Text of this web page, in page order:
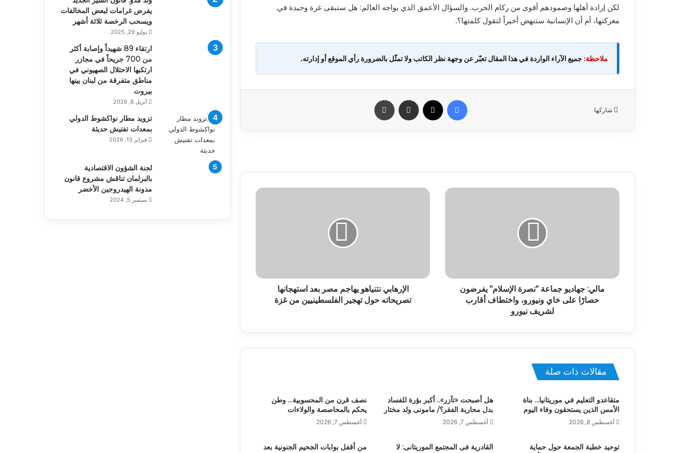
لكن إرادة أهلها وصمودهم أقوى من ركام الحرب. والسؤال الأعمق الذي يواجه العالم: هل ستبقى غزة وحيدة في
معركتها، أم أن الإنسانية ستنهض أخيراً لتقول كلمتها؟.
ملاحظة: جميع الآراء الواردة في هذا المقال تعبّر عن وجهة نظر الكاتب ولا تمثّل بالضرورة رأي الموقع أو إدارته.
شاركها
فيسبوك مشاركة عبر البريد
مالي: جهاديو جماعة "نصرة الإسلام" يفرضون
حصارًا على خاي ونيورو، واختطاف أقارب
لشريف نيورو
الإرهابي نتنياهو يهاجم مصر بعد استهجانها
تصريحاته حول تهجير الفلسطينيين من غزة
مقالات ذات صلة
متقاعدو التعليم في موريتانيا… بناة
الأمس الذين يستحقون وفاء اليوم
أغسطس 8, 2026
هل أصبحت «تآزر».. أكبر بؤرة للفساد
بدل محاربة الفقر؟/ مامونى ولد مختار
أغسطس 7, 2026
نصف قرن من المحسوبية… وطن
يحكم بالمحاصصة والولاءات
أغسطس 7, 2026
توحيد خطبة الجمعة حول حماية
القادرية فى المجتمع الموريتانى: لا
من أقفل بوابات الجحيم الجنونية بعد
يفرض غرامات لبعض المخالفات
ويسحب الرخصة ثلاثة أشهر
يوليو 29, 2025
ارتقاء 89 شهيداً وإصابة أكثر
من 700 جريحاً في مجازر
ارتكبها الاحتلال الصهيوني في
مناطق متفرقة من لبنان بينها
بيروت
أبريل 8, 2026
تزويد مطار نواكشوط الدولي
بمعدات تفتيش حديثة
فبراير 13, 2026
لجنة الشؤون الاقتصادية
بالبرلمان تناقش مشروع قانون
مدونة الهيدروجين الأخضر
سبتمبر 5, 2024